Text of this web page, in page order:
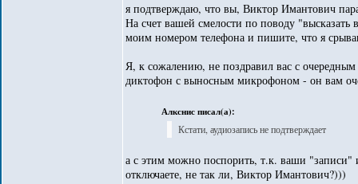
я подтверждаю, что вы, Виктор Имантович
На счет вашей смелости по поводу
моим номером телефона и пишите, что я
Я, к сожалению, не поздравил вас с
диктофон с выносным микрофоном - он вам
Алкснис писал(а):
Кстати, аудиозапись не подтверждает
а с этим можно поспорить, т.к. ваши "записи"
отключаете, не так ли, Виктор Имантович?)))